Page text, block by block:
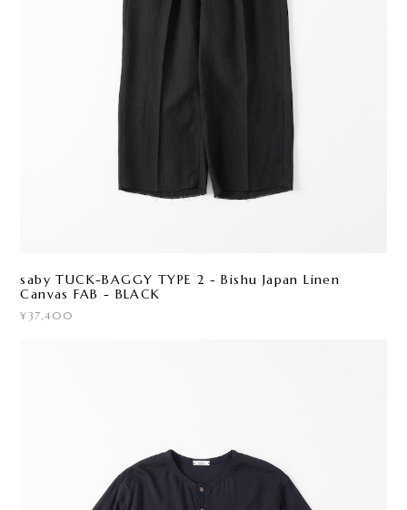
saby TUCK-BAGGY TYPE 2 - Bishu Japan Linen
Canvas FAB - BLACK
¥37,400